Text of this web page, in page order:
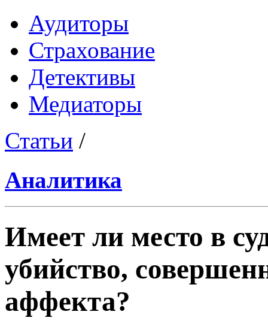
Аудиторы
Страхование
Детективы
Медиаторы
Статьи /
Аналитика
Имеет ли место в
убийство,
аффекта?